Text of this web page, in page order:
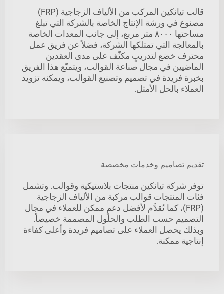
قالب تيانكين المركب من الألياف الزجاجية (FRP)
مصنوع في ورشة الإنتاج الخاصة بالشركة التي تبلغ
مساحتها ٨٠٠٠ متر مربع، إلى جانب المعدات الخاصة
بالمعالجة التي تمتلكها الشركة، فضلاً عن فريق عمل
محترف خضع لتدريبٍ مكثّف على مدى العقدين
الماضيين في مجال صناعة القوالب، ويتمتّع هذا الفريق
بخبرة فريدة في تصميم وتصنيع القوالب، ويمكنه تزويد
العملاء بالحل الأمثل.
تقديم تصاميم وخدمات مخصصة
توفر شركة تيانكين منتجات بلاستيكية وقوالب. وتشمل
فئات المنتجات قوالب مركبة من الألياف الزجاجية
(FRP)، كما تُقدَّم لأفضل دعمٍ ممكن للعملاء في مجال
التصميم حسب الطلب والحلول المصممة خصيصاً.
وبذلك يحصل العملاء على تصاميم فريدة وأعلى كفاءة
إنتاجية ممكنة.